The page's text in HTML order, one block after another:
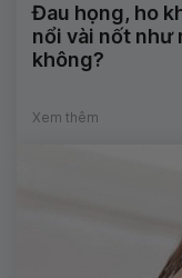
Đau họng, ho
nổi vài nốt như
không?
Xem thêm